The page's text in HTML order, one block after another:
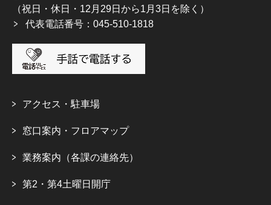
（祝日・休日・12月29日から1月3日を除く）
代表電話番号：045-510-1818
アクセス・駐車場
窓口案内・フロアマップ
業務案内（各課の連絡先）
第2・第4土曜日開庁